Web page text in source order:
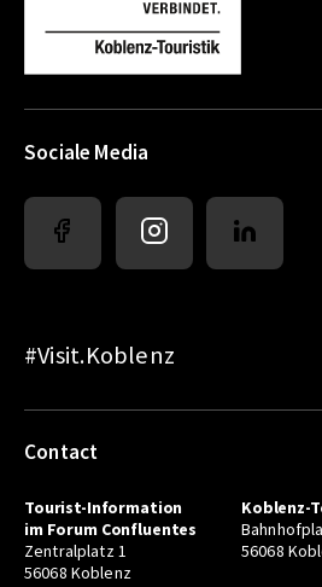
Sociale Media
#Visit.Koblenz
Contact
Tourist-Information
im Forum Confluentes
Zentralplatz 1
56068 Koblenz
Koblenz-
56068